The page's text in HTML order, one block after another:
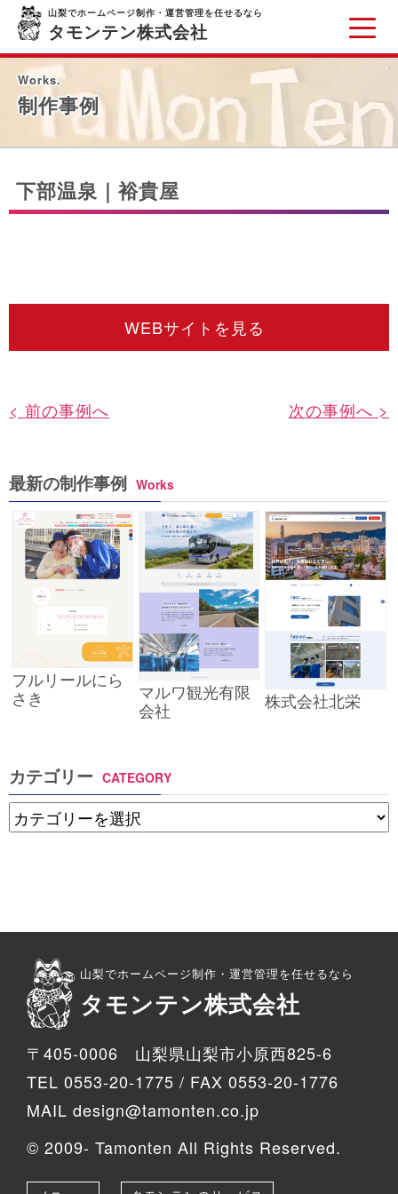
山梨でホームページ制作・運営管理を任せるなら
タモンテン株式会社
Works.
制作事例
下部温泉｜裕貴屋
WEBサイトを見る
< 前の事例へ 次の事例へ >
最新の制作事例 Works
フルリールにら
さき
マルワ観光有限
会社
株式会社北栄
カテゴリー CATEGORY
山梨でホームページ制作・運営管理を任せるなら
タモンテン株式会社
〒405-0006 山梨県山梨市小原西825-6
TEL 0553-20-1775 / FAX 0553-20-1776
MAIL design@tamonten.co.jp
© 2009- Tamonten All Rights Reserved.